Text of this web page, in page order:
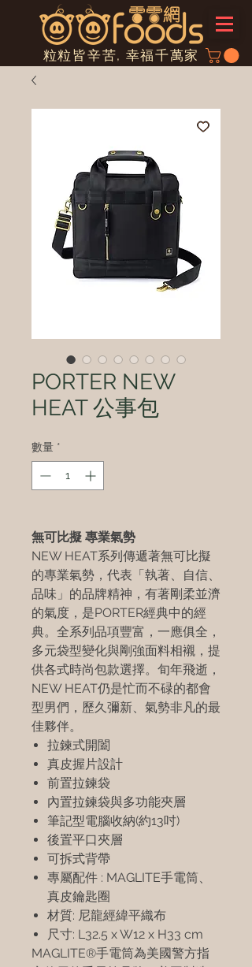
粒粒皆辛苦, 幸福千萬家
PORTER NEW
HEAT 公事包
數量 *
無可比擬 專業氣勢
NEW HEAT系列傳遞著無可比擬
的專業氣勢，代表「執著、自信、
品味」的品牌精神，有著剛柔並濟
的氣度，是PORTER經典中的經
典。全系列品項豐富，一應俱全，
多元袋型變化與剛強面料相襯，提
供各式時尚包款選擇。旬年飛逝，
NEW HEAT仍是忙而不碌的都會
型男們，歷久彌新、氣勢非凡的最
佳夥伴。
拉鍊式開闔
真皮握片設計
前置拉鍊袋
內置拉鍊袋與多功能夾層
筆記型電腦收納(約13吋)
後置平口夾層
可拆式背帶
專屬配件 : MAGLITE手電筒、
真皮鑰匙圈
材質: 尼龍經緯平織布
尺寸: L32.5 x W12 x H33 cm
MAGLITE®手電筒為美國警方指